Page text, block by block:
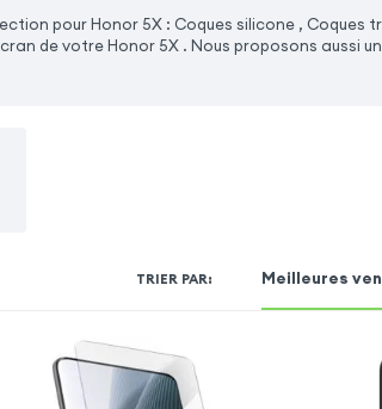
pour Honor 5X : Coques silicone , Coques
de votre Honor 5X . Nous proposons aussi
TRIER PAR: Meilleures